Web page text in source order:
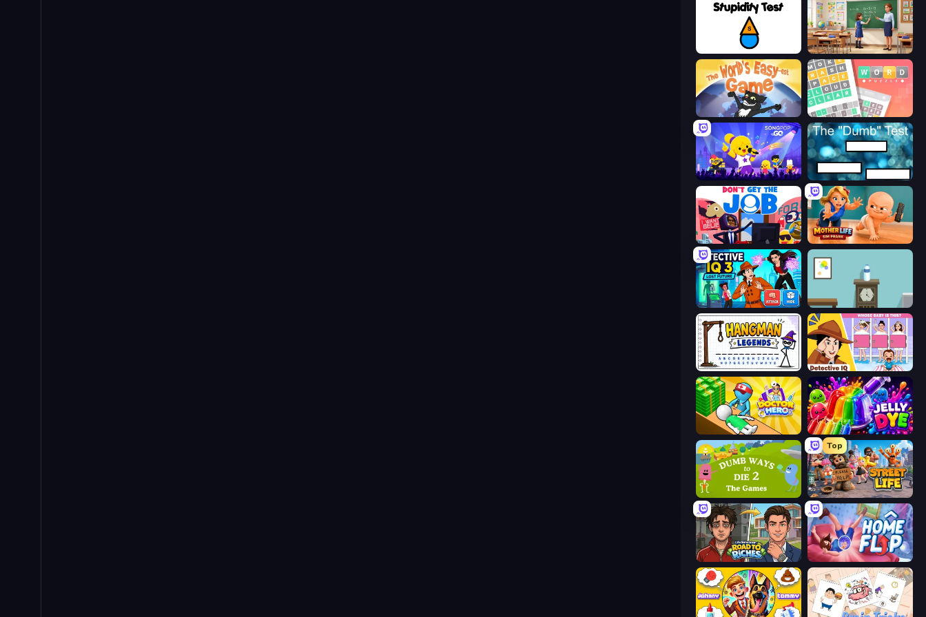
Stupidity Test High School Teacher Simulator
Wordler
SongPop GO The Dumb Test
Don't Get the Job Mother Life Simulator: Prank
Detective IQ 3 Flip Bottle
Hangman Legends Detective IQ: Brain Games
Doctor Hero Jelly Dye
Dumb Ways to Die 2
Top
Street Life
Life Simulator: Road to Riches Home Flip